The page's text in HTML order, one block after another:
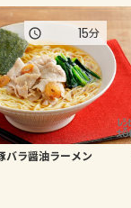
バラ醤油ラーメン
15分